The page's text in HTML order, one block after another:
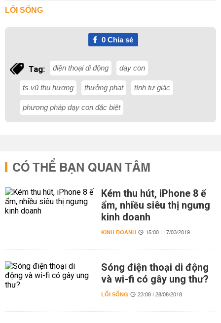
LỐI SỐNG
0Chia sẻ
Tag: điện thoại di động dạy con
ts vũ thu hương thưởng phạt tính tự giác
phương pháp dạy con đặc biệt
CÓ THỂ BẠN QUAN TÂM
Kém thu hút, iPhone 8 ế
ẩm, nhiều siêu thị ngưng
kinh doanh
KINH DOANH 15:00 | 17/03/2019
Sóng điện thoại di động
và wi-fi có gây ung thư?
LỐI SỐNG 23:08 | 28/08/2018